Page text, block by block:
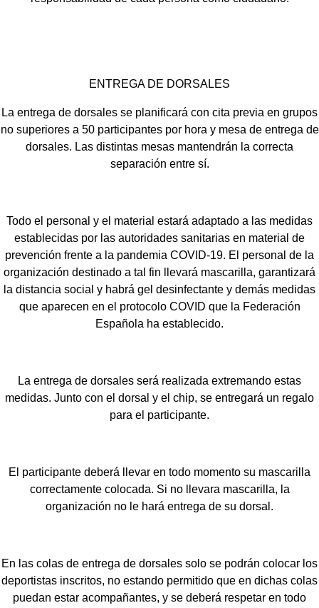
ENTREGA DE DORSALES
La entrega de dorsales se planificará con cita previa en grupos
no superiores a 50 participantes por hora y mesa de entrega de
dorsales. Las distintas mesas mantendrán la correcta
separación entre sí.
Todo el personal y el material estará adaptado a las medidas
establecidas por las autoridades sanitarias en material de
prevención frente a la pandemia COVID-19. El personal de la
organización destinado a tal fin llevará mascarilla, garantizará
la distancia social y habrá gel desinfectante y demás medidas
que aparecen en el protocolo COVID que la Federación
Española ha establecido.
La entrega de dorsales será realizada extremando estas
medidas. Junto con el dorsal y el chip, se entregará un regalo
para el participante.
El participante deberá llevar en todo momento su mascarilla
correctamente colocada. Si no llevara mascarilla, la
organización no le hará entrega de su dorsal.
En las colas de entrega de dorsales solo se podrán colocar los
deportistas inscritos, no estando permitido que en dichas colas
puedan estar acompañantes, y se deberá respetar en todo